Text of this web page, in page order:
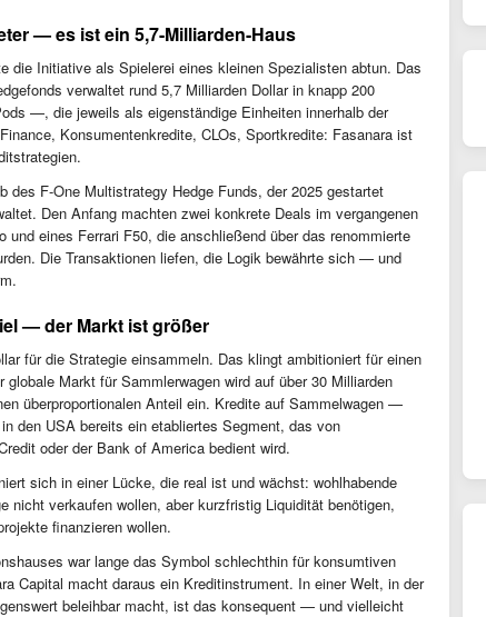
— es ist ein 5,7-Milliarden-Haus
die Initiative als Spielerei eines kleinen Spezialisten abtun. Das
verwaltet rund 5,7 Milliarden Dollar in knapp 200
—, die jeweils als eigenständige Einheiten innerhalb der
Konsumentenkredite, CLOs, Sportkredite: Fasanara ist
des F-One Multistrategy Hedge Funds, der 2025 gestartet
Den Anfang machten zwei konkrete Deals im vergangenen
und eines Ferrari F50, die anschließend über das renommierte
Die Transaktionen liefen, die Logik bewährte sich — und
— der Markt ist größer
für die Strategie einsammeln. Das klingt ambitioniert für einen
Markt für Sammlerwagen wird auf über 30 Milliarden
überproportionalen Anteil ein. Kredite auf Sammelwagen —
den USA bereits ein etabliertes Segment, das von
oder der Bank of America bedient wird.
sich in einer Lücke, die real ist und wächst: wohlhabende
nicht verkaufen wollen, aber kurzfristig Liquidität benötigen,
finanzieren wollen.
war lange das Symbol schlechthin für konsumtiven
Capital macht daraus ein Kreditinstrument. In einer Welt, in der
beleihbar macht, ist das konsequent — und vielleicht